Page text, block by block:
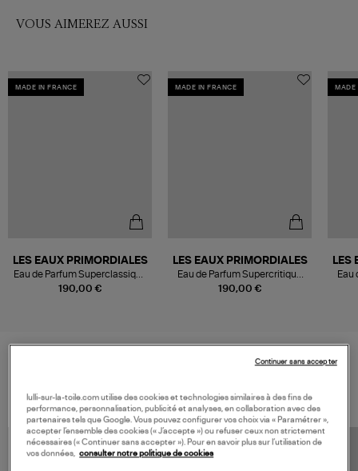
VOUS AIMEREZ AUSSI
MADE IN FRANCE
190,00 €
LES EAUX PRIMORDIALES
Eau de Parfum Superclassique
Iris Palladium, 100ml
MADE IN FRANCE
190,00 €
LES EAUX PRIMORDIALES
Eau de Parfum Supercritique
Néroli, 100ml
MADE
LES
Eau
lulli-sur-la-toile.com utilise des cookies et technologies similaires à des fins de
performance, personnalisation, publicité et analyses, en collaboration avec des
partenaires tels que Google. Vous pouvez configurer vos choix via « Paramétrer »,
accepter l’ensemble des cookies (« J’accepte ») ou refuser ceux non strictement
nécessaires (« Continuer sans accepter »). Pour en savoir plus sur l’utilisation de
vos données,
consulter notre politique de cookies
Continuer sans accepter